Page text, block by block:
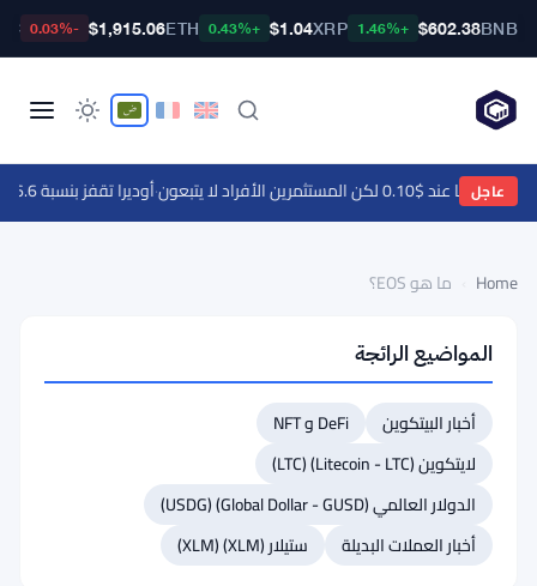
BNB
$602.38
+1.46%
XRP
$1.04
+0.43%
ETH
$1,915.06
-0.03%
عاجل
عند $0.10 لكن المستثمرين الأفراد لا يتبعون ·أوديرا تقفز بنسبة 46.6% مع تحركات العملات الرقمية - التحركات اليومية 9 أغسطس
Home ما هو EOS؟
هو
EOS؟
Updated
المواضيع الرائجة
أخبار البيتكوين
DeFi و NFT
لايتكوين (Litecoin - LTC) (LTC)
الدولار العالمي (Global Dollar - GUSD) (USDG)
أخبار العملات البديلة
ستيلار (XLM) (XLM)